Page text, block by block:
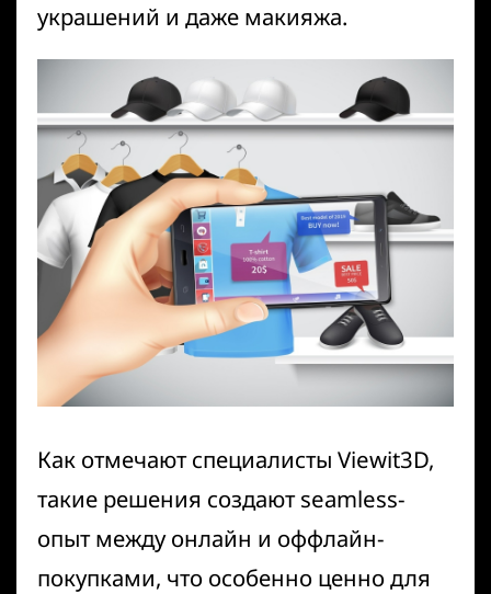
украшений и даже макияжа.
Как отмечают специалисты Viewit3D,
такие решения создают seamless-
опыт между онлайн и оффлайн-
покупками, что особенно ценно для